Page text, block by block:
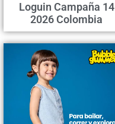
Loguin Campaña 14
2026 Colombia